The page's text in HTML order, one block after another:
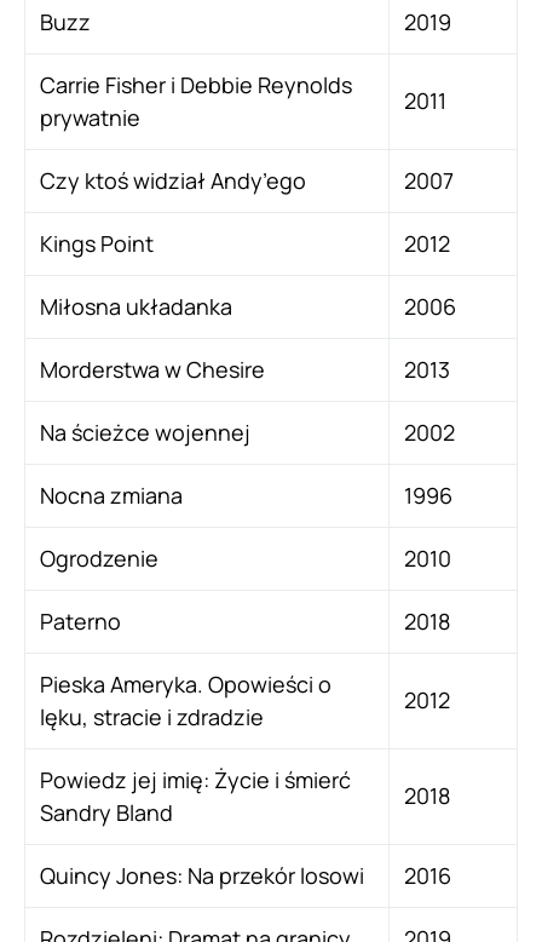
Buzz 2019
Carrie Fisher i Debbie Reynolds
prywatnie
2011
Czy ktoś widział Andy’ego 2007
Kings Point 2012
Miłosna układanka 2006
Morderstwa w Chesire 2013
Na ścieżce wojennej 2002
Nocna zmiana 1996
Ogrodzenie 2010
Paterno 2018
Pieska Ameryka. Opowieści o
lęku, stracie i zdradzie
2012
Powiedz jej imię: Życie i śmierć
Sandry Bland
2018
Quincy Jones: Na przekór losowi 2016